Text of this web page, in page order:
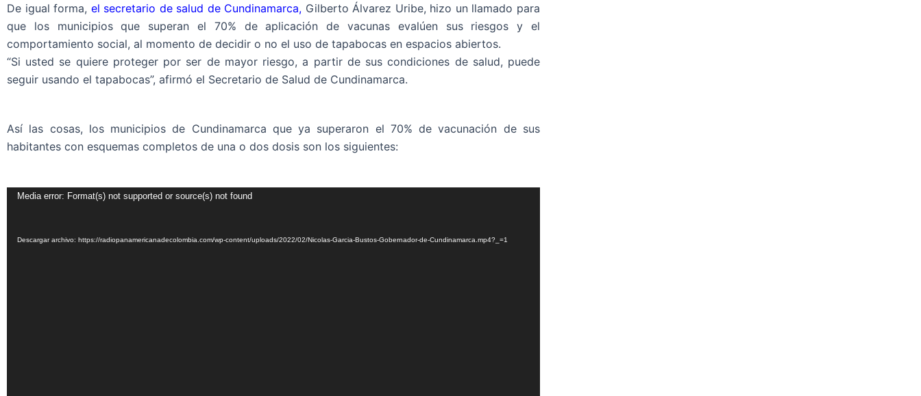
De igual forma, el secretario de salud de Cundinamarca, Gilberto Álvarez Uribe, hizo un llamado para
que los municipios que superan el 70% de aplicación de vacunas evalúen sus riesgos y el
comportamiento social, al momento de decidir o no el uso de tapabocas en espacios abiertos.
“Si usted se quiere proteger por ser de mayor riesgo, a partir de sus condiciones de salud, puede
seguir usando el tapabocas”, afirmó el Secretario de Salud de Cundinamarca.
Así las cosas, los municipios de Cundinamarca que ya superaron el 70% de vacunación de sus
habitantes con esquemas completos de una o dos dosis son los siguientes:
Reproductor
Media error: Format(s) not supported or source(s) not found
Descargar archivo: https://radiopanamericanadecolombia.com/wp-content/uploads/2022/02/Nicolas-Garcia-Bustos-Gobernador-de-Cundinamarca.mp4?_=1